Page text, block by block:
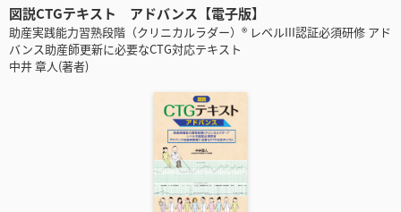
図説CTGテキスト アドバンス【電子版】
助産実践能力習熟段階（クリニカルラダー）® レベルIII認証必須研修 アド
バンス助産師更新に必要なCTG対応テキスト
中井 章人(著者)